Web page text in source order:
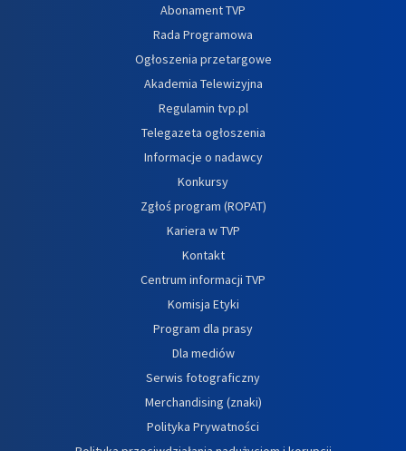
Abonament TVP
Rada Programowa
Ogłoszenia przetargowe
Akademia Telewizyjna
Regulamin tvp.pl
Telegazeta ogłoszenia
Informacje o nadawcy
Konkursy
Zgłoś program (ROPAT)
Kariera w TVP
Kontakt
Centrum informacji TVP
Komisja Etyki
Program dla prasy
Dla mediów
Serwis fotograficzny
Merchandising (znaki)
Polityka Prywatności